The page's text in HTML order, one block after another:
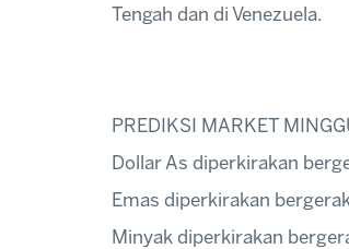
Tengah dan di Venezuela.
PREDIKSI MARKET
Dollar As diperkirakan
Emas diperkirakan bergerak
Minyak diperkirakan